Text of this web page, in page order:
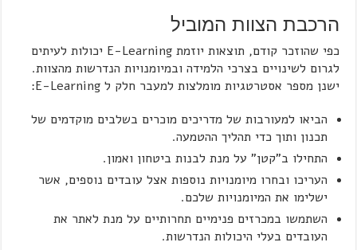
הרכבת הצוות המוביל
כפי שהוזכר קודם, תוצאות יוזמת E-Learning יכולות לעיתים
לגרום לשינויים בצרכי הלמידה ובמיומנויות הנדרשות מהצוות.
ישנן מספר אסטרטגיות מומלצות למעבר חלק ל E-Learning:
הביאו למעורבות של מדריכים מוכרים בשלבים מוקדמים של
תכנון ותוך כדי תהליך ההטמעה.
התחילו ב"קטן" על מנת לבנות ביטחון ואמון.
העריכו ובחרו מיומנויות נוספות אצל עובדים נוספים, אשר
ישלימו את המיומנויות שלכם.
השתמשו במכרזים פנימיים תחרותיים על מנת לאתר את
העובדים בעלי היכולות הנדרשות.